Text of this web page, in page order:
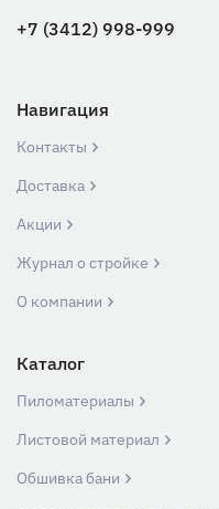
+7 (3412) 998-999
Навигация
Контакты
Доставка
Акции
Журнал о стройке
О компании
Каталог
Пиломатериалы
Листовой материал
Обшивка бани